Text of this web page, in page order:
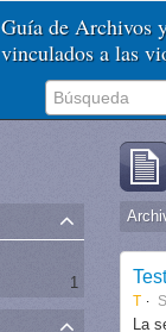
Guía de Archivos
vinculados a las
1
T
La